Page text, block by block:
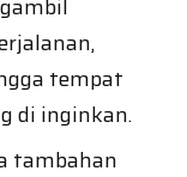
tempat
di inginkan.
tambahan